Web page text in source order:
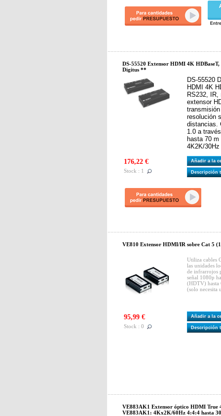
DS-55520 Extensor HDMI 4K
Digitus **
DS-55520
HDMI 4K
RS232,
extensor
resolución
distancias.
1.0 a
hasta 70
4K2K/
176,22 €
Stock : 1
Añadir a la
Descripción
VE810 Extensor HDMI/IR sobre Cat 5
Utiliza cables
las unidades
de infrarrojos
señal 1080p
(HDTV) hasta
(solo necesita
95,99 €
Stock : 0
Añadir a la
Descripción
VE883AK1 Extensor óptico HDMI
VE883AK1: 4Kx2K/60Hz 4:4:4 hasta